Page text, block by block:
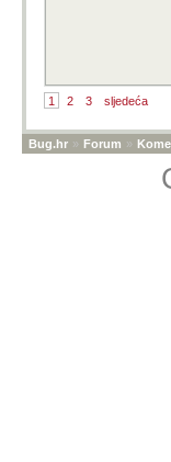
1 2 3 sljedeća
Bug.hr » Forum »